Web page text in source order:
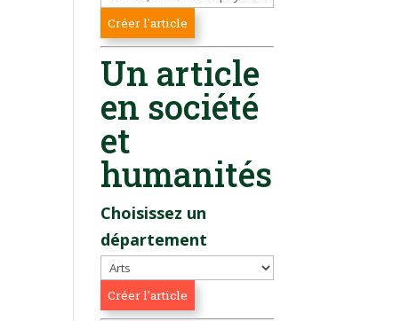
Un article
en société
et
humanités
Choisissez un
département